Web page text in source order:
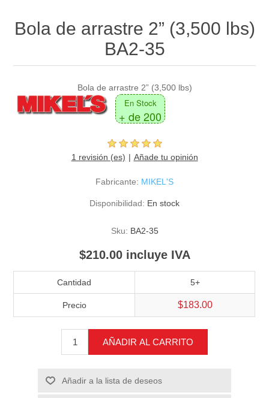
Bola de arrastre 2” (3,500 lbs)
BA2-35
Bola de arrastre 2” (3,500 lbs)
En Stock
+ de 200
1 revisión (es) Añade tu opinión
Fabricante: MIKEL'S
Disponibilidad: En stock
Sku: BA2-35
$210.00 incluye IVA
Cantidad 5+
Precio $183.00
AÑADIR AL CARRITO
Añadir a la lista de deseos